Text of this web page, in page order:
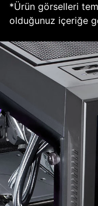
*Ürün görselleri
olduğunuz içeriğe